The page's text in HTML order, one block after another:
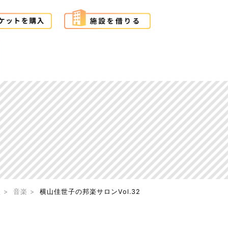
音楽 横山佳世子の邦楽サロンVol.32